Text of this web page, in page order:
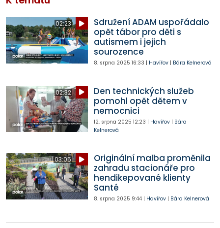
02:23
Sdružení ADAM uspořádalo
opět tábor pro děti s
autismem i jejich
sourozence
8. srpna 2025 16:33 | Havířov| Bára Kelnerová
02:32
Den technických služeb
pomohl opět dětem v
nemocnici
12. srpna 2025 12:23 | Havířov| Bára
Kelnerová
03:05
Originální malba proměnila
zahradu stacionáře pro
hendikepované klienty
Santé
8. srpna 2025 9:44| Havířov| Bára Kelnerová